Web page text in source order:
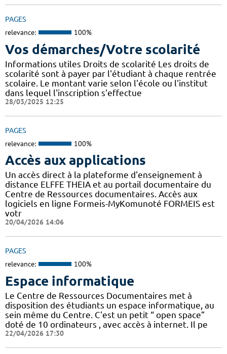
PAGES
relevance: 100%
Vos démarches/Votre scolarité
Informations utiles Droits de scolarité Les droits de
scolarité sont à payer par l'étudiant à chaque rentrée
scolaire. Le montant varie selon l'école ou l'institut
dans lequel l'inscription s'effectue
28/03/2025 12:25
PAGES
relevance: 100%
Accès aux applications
Un accès direct à la plateforme d'enseignement à
distance ELFFE THEIA et au portail documentaire du
Centre de Ressources documentaires. Accès aux
logiciels en ligne Formeis-MyKomunoté FORMEIS est
votr
20/04/2026 14:06
PAGES
relevance: 100%
Espace informatique
Le Centre de Ressources Documentaires met à
disposition des étudiants un espace informatique, au
sein même du Centre. C'est un petit “ open space”
doté de 10 ordinateurs , avec accès à internet. Il pe
22/04/2026 17:30